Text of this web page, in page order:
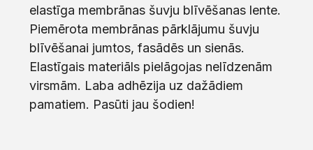
elastīga membrānas šuvju blīvēšanas lente.
Piemērota membrānas pārklājumu šuvju
blīvēšanai jumtos, fasādēs un sienās.
Elastīgais materiāls pielāgojas nelīdzenām
virsmām. Laba adhēzija uz dažādiem
pamatiem. Pasūti jau šodien!